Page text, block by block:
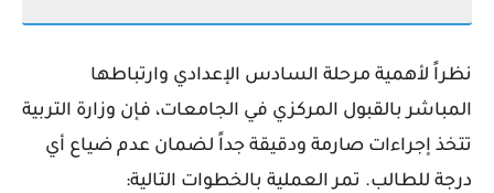
نظراً لأهمية مرحلة السادس الإعدادي وارتباطها
المباشر بالقبول المركزي في الجامعات، فإن وزارة التربية
تتخذ إجراءات صارمة ودقيقة جداً لضمان عدم ضياع أي
درجة للطالب. تمر العملية بالخطوات التالية: